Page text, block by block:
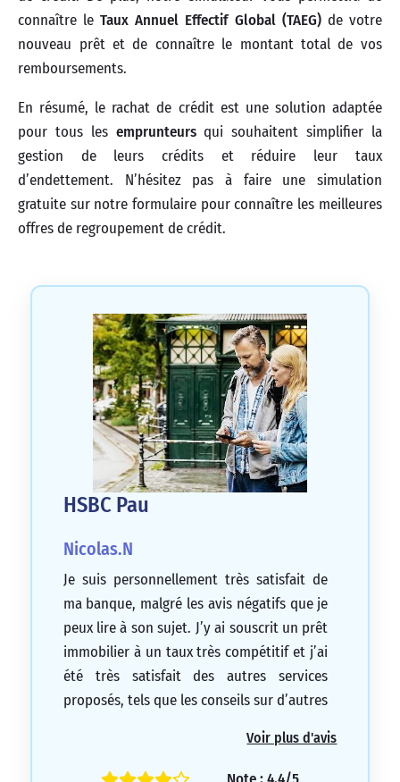
connaître leTaux Annuel Effectif Global (TAEG)de votre
nouveau prêt et de connaître le montant total de vos
remboursements.
En résumé, le rachat de crédit est une solution adaptée
pour tous les emprunteursqui souhaitent simplifier la
gestion de leurs crédits et réduire leur taux
d’endettement. N’hésitez pas à faire une simulation
gratuite sur notre formulaire pour connaître les meilleures
offres de regroupement de crédit.
HSBC Pau
Nicolas.N
Je suis personnellement très satisfait de
ma banque, malgré les avis négatifs que je
peux lire à son sujet. J’y ai souscrit un prêt
immobilier à un taux très compétitif et j’ai
été très satisfait des autres services
proposés, tels que les conseils sur d’autres
frais bancaires. Lorsque j’ai perdu ma carte
bancaire, la banque m’en a envoyé une
Voir plus d'avis